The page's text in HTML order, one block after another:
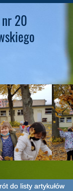
nr 20
do listy artykułów